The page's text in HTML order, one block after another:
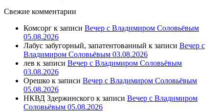
Свежие комментарии
Комсорг к записи Вечер с Владимиром Соловьёвым
05.08.2026
Лабус забугорный, запатентованный к записи Вечер с
Владимиром Соловьёвым 03.08.2026
лев к записи Вечер с Владимиром Соловьёвым
03.08.2026
Орешко к записи Вечер с Владимиром Соловьёвым
05.08.2026
НКВД Здержинского к записи Вечер с Владимиром
Соловьёвым 05.08.2026